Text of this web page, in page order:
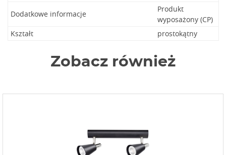
Dodatkowe informacje
Produkt
wyposażony (CP)
Kształt
prostokątny
Zobacz również